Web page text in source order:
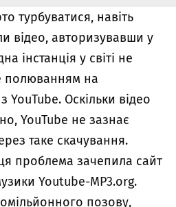
турбуватися, навіть
відео, авторизувавши у
інстанція у світі не
полюванням на
YouTube. Оскільки відео
YouTube не зазнає
таке скачування.
проблема зачепила сайт
Youtube-MP3.org.
позову,